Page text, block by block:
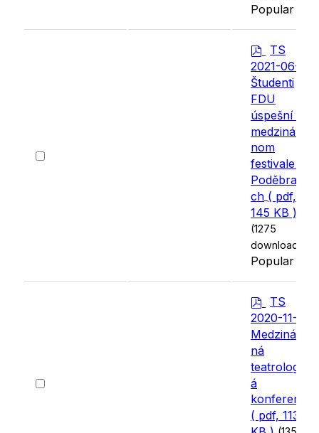
Popular
Select
p
d
f
TS
2021-06-24
Študenti
FDU
úspešní na
medzinárod
nom
festivale v
Poděbrado
ch ( pdf,
145 KB )
(1275
downloads)
Popular
Select
p
d
f
TS
2020-11-23
Medzinárod
ná
teatrologick
á
konferencia
( pdf, 113